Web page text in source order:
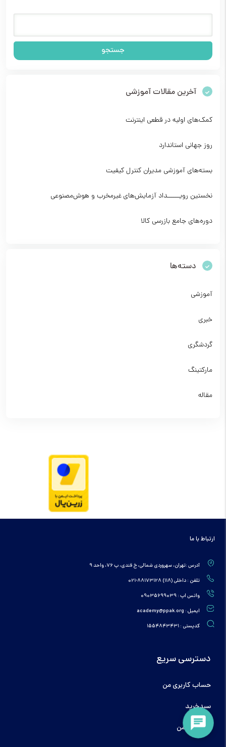
آخرین مقالات آموزشی
کمک‌های اولیه در قطعی اینترنت
روز جهانی استاندارد
بسته‌های آموزشی مدیران کنترل کیفیت
نخستین رویــــــداد آزمایش‌های غیرمخرب و هوش‌مصنوعی
دوره‌های جامع بازرسی کالا
دسته‌ها
آموزشی
خبری
گردشگری
مارکتینگ
مقاله
ارتباط با ما
آدرس :تهران، سهروردی شمالی، خ قندی، پ 76، واحد 9
تلفن : داخلی (118) 88173128-021
واتس اپ : 09035699039
ایمیل : academy@ppak.org
کدپستی : 1554843431
دسترسی سریع
حساب کاربری من
سبدخرید
دوره‌های من